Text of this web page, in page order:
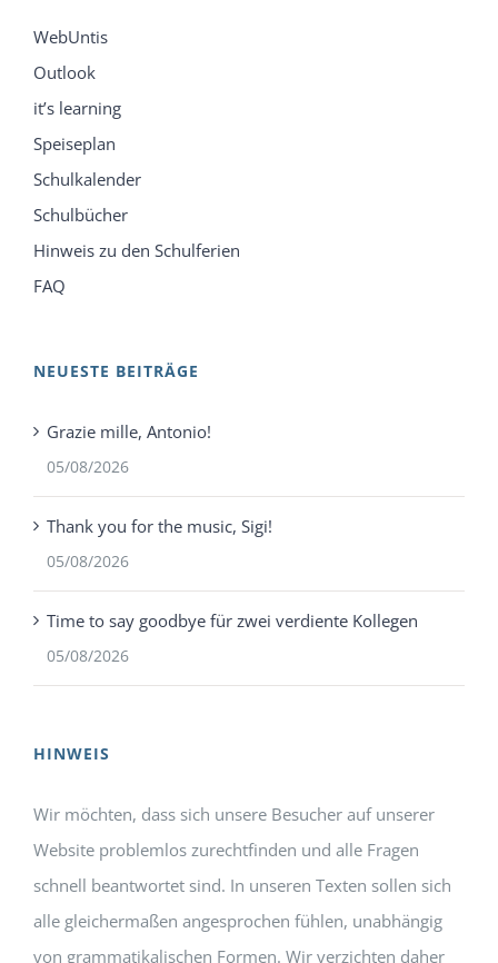
WebUntis
Outlook
it’s learning
Speiseplan
Schulkalender
Schulbücher
Hinweis zu den Schulferien
FAQ
NEUESTE BEITRÄGE
Grazie mille, Antonio!
05/08/2026
Thank you for the music, Sigi!
05/08/2026
Time to say goodbye für zwei verdiente Kollegen
05/08/2026
HINWEIS
Wir möchten, dass sich unsere Besucher auf unserer
Website problemlos zurechtfinden und alle Fragen
schnell beantwortet sind. In unseren Texten sollen sich
alle gleichermaßen angesprochen fühlen, unabhängig
von grammatikalischen Formen. Wir verzichten daher